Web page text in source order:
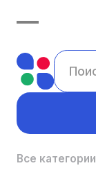
Все категории